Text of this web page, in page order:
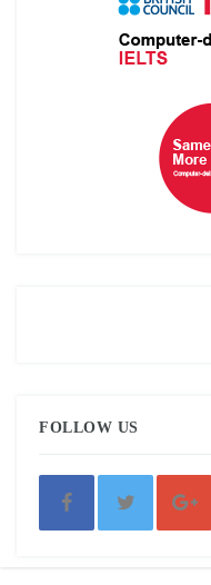
FOLLOW US